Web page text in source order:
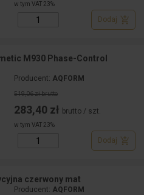
w tym VAT 23%
Dodaj
M930 Phase-Control
Producent: AQFORM
519,06 zł brutto
283,40 zł brutto / szt.
w tym VAT 23%
Dodaj
czerwony mat
Producent: AQFORM